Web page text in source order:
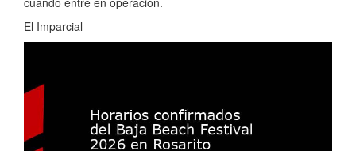
El Imparcial